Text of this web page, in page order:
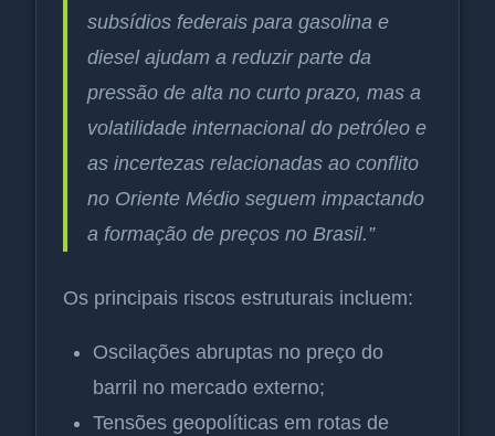
subsídios federais para gasolina e
diesel ajudam a reduzir parte da
pressão de alta no curto prazo, mas a
volatilidade internacional do petróleo e
as incertezas relacionadas ao conflito
no Oriente Médio seguem impactando
a formação de preços no Brasil.”
Os principais riscos estruturais incluem:
Oscilações abruptas no preço do
barril no mercado externo;
Tensões geopolíticas em rotas de